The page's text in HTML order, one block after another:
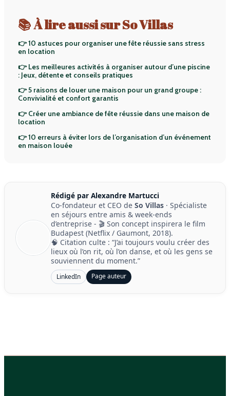
📚 À lire aussi sur So Villas
👉 10 astuces pour organiser une fête réussie sans stress
en location
👉 Les meilleures activités à organiser autour d’une piscine
: Jeux, détente et conseils pratiques
👉 5 raisons de louer une maison pour un grand groupe :
Convivialité et confort garantis
👉 Créer une ambiance de fête réussie dans une maison de
location
👉 10 erreurs à éviter lors de l’organisation d’un événement
en maison louée
Rédigé par Alexandre Martucci
Co-fondateur et CEO de So Villas · Spécialiste
en séjours entre amis & week-ends
d’entreprise - 🎬 Son concept inspirera le film
Budapest (Netflix / Gaumont, 2018).
🧠 Citation culte : “J’ai toujours voulu créer des
lieux où l’on rit, où l’on danse, et où les gens se
souviennent du moment.”
LinkedIn Page auteur